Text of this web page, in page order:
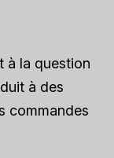
à la question
à des
commandes